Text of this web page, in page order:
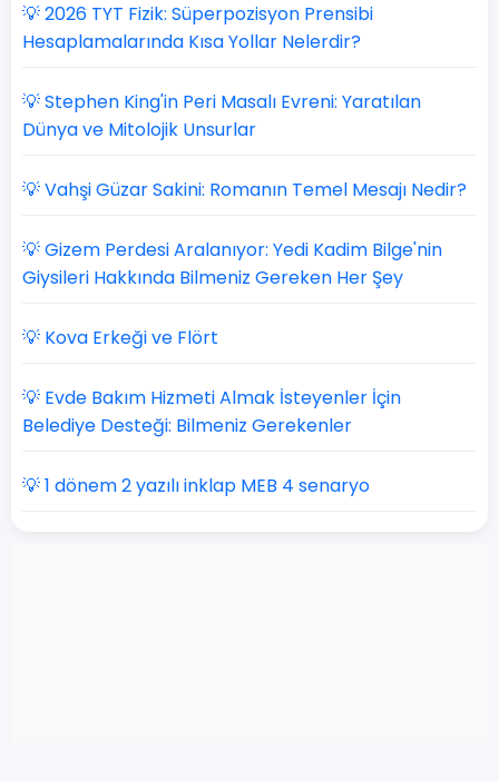
💡 2026 TYT Fizik: Süperpozisyon Prensibi
Hesaplamalarında Kısa Yollar Nelerdir?
💡 Stephen King'in Peri Masalı Evreni: Yaratılan
Dünya ve Mitolojik Unsurlar
💡 Vahşi Güzar Sakini: Romanın Temel Mesajı Nedir?
💡 Gizem Perdesi Aralanıyor: Yedi Kadim Bilge'nin
Giysileri Hakkında Bilmeniz Gereken Her Şey
💡 Kova Erkeği ve Flört
💡 Evde Bakım Hizmeti Almak İsteyenler İçin
Belediye Desteği: Bilmeniz Gerekenler
💡 1 dönem 2 yazılı inklap MEB 4 senaryo